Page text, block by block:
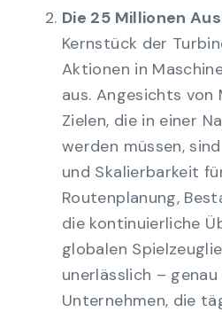
Die 25 Millionen
Kernstück der
Aktionen in
aus. Angesichts von
Zielen, die in einer
werden müssen,
und Skalierbarkeit
Routenplanung,
die kontinuierliche
globalen
unerlässlich –
Unternehmen, die